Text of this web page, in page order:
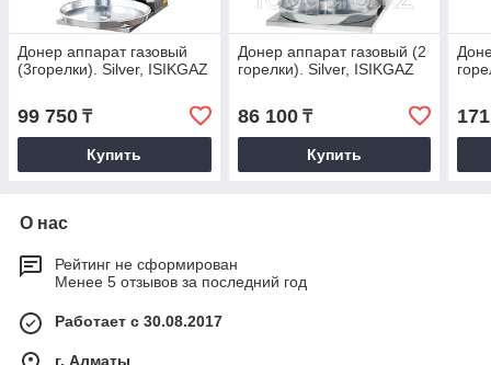
Донер аппарат газовый
(3горелки). Silver, ISIKGAZ
99 750 ₸
Купить
Донер аппарат газовый (2
горелки). Silver, ISIKGAZ
86 100₸
Купить
О нас
Рейтинг не сформирован
Менее 5 отзывов за последний год
Работает с 30.08.2017
г. Алматы